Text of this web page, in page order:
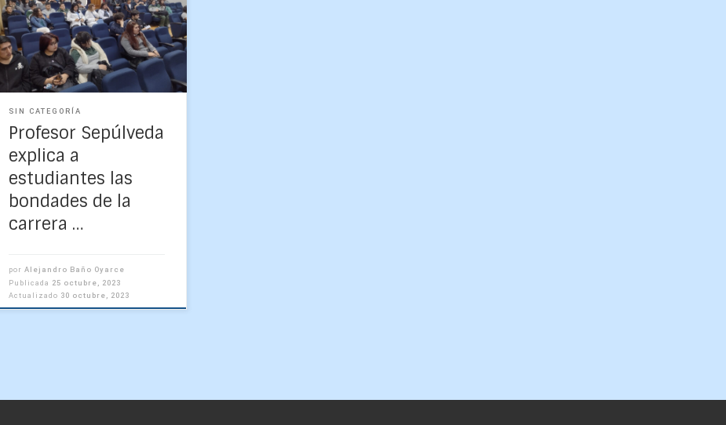
características y componentes
generales de la carrera de
Geofísica, impartió hoy el
académico de Departamento
Andrés Sepúlveda Allende en el
[…]
SIN CATEGORÍA
Profesor Sepúlveda
explica a
estudiantes las
bondades de la
carrera …
porAlejandro Baño Oyarce
Publicada 25 octubre, 2023
Actualizado 30 octubre, 2023